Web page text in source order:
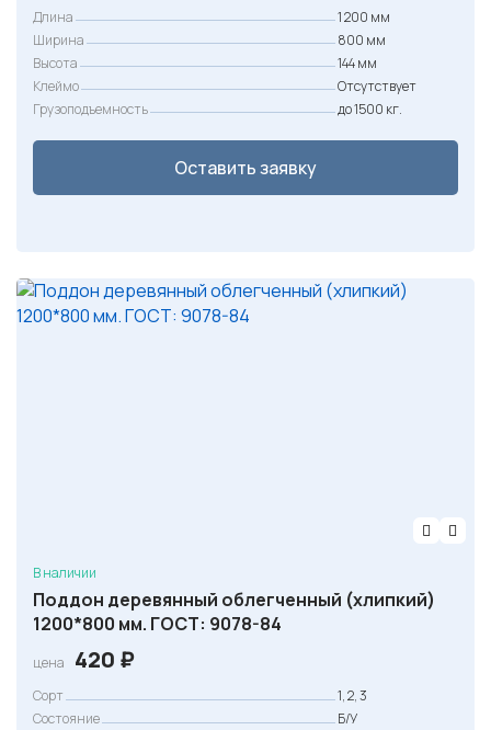
5
0
0
Длина
1 200 мм
Ширина
800 мм
Высота
144 мм
Клеймо
Отсутствует
Грузоподъемность
до 1500 кг.
Оставить заявку
В наличии
Поддон деревянный облегченный (хлипкий)
1200*800 мм. ГОСТ: 9078-84
цена 420 ₽
Сорт
1, 2, 3
Состояние
Б/У